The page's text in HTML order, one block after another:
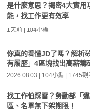
是什麼意思？揭密4大實用
能，找工作更有效率
1天前 | 104小編
你真的看懂JD了嗎？解析
有履歷」4區塊找出高薪籌
2026.08.03 | 104小編 | 1745觀
找工作怕踩雷？勞動部「
區、名單無下架期限！